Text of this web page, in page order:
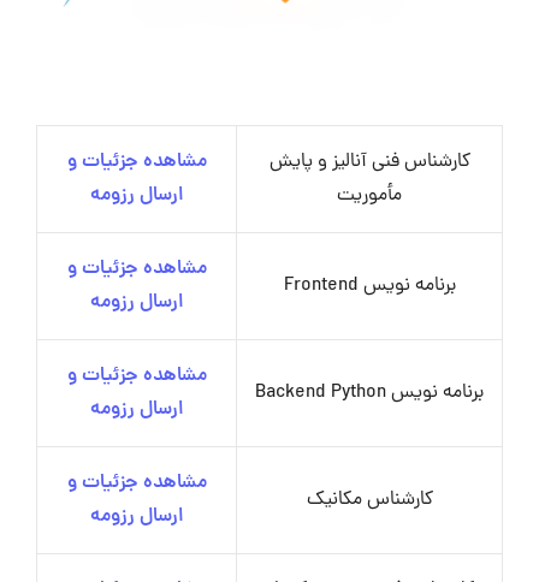
کارشناس فنی آنالیز و پایش
مأموریت
مشاهده جزئیات و
ارسال رزومه
برنامه نویس Frontend
مشاهده جزئیات و
ارسال رزومه
برنامه نویس Backend Python
مشاهده جزئیات و
ارسال رزومه
کارشناس مکانیک
مشاهده جزئیات و
ارسال رزومه